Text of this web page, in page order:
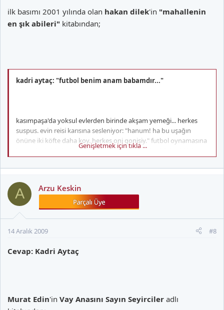
ilk basımı 2001 yılında olan hakan dilek'in "mahallenin
en şık abileri" kitabından;
kadri aytaç: "futbol benim anam babamdır..."
kasımpaşa'da yoksul evlerden birinde akşam yemeği... herkes
suspus. evin reisi karısına sesleniyor: "hanum! ha bu uşağın
önüne iki köfte daha koy. herkes oni gonişiy." futbol oynamasına
karşı çıktığı için babasının belinde şilte sopası kırdığı kadri iyice
yorganlara, gece düşlerini dikermiş evleneceklerin. 2,5 liraya
yünlü, pamuklu yorganlar.
amerikan erleri
zamanda sonradan sanatçı olup ünlenen isimlerin de yaşadığı
Genişletmek için tıkla ...
A Arzu Keskin
14 Aralık 2009 #8
Cevap: Kadri Aytaç
Murat Edin'in Vay Anasını Sayın Seyirciler adlı